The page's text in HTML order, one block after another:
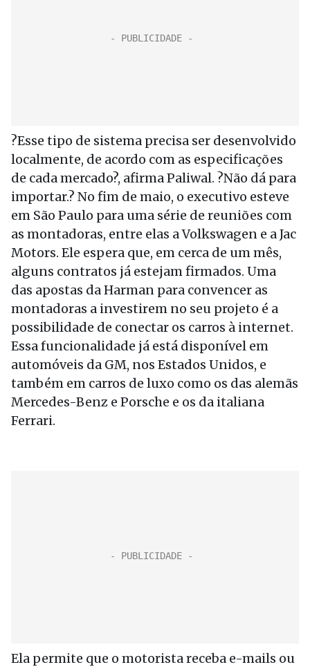
?Esse tipo de sistema precisa ser desenvolvido
localmente, de acordo com as especificações
de cada mercado?, afirma Paliwal. ?Não dá para
importar.? No fim de maio, o executivo esteve
em São Paulo para uma série de reuniões com
as montadoras, entre elas a Volkswagen e a Jac
Motors. Ele espera que, em cerca de um mês,
alguns contratos já estejam firmados. Uma
das apostas da Harman para convencer as
montadoras a investirem no seu projeto é a
possibilidade de conectar os carros à internet.
Essa funcionalidade já está disponível em
automóveis da GM, nos Estados Unidos, e
também em carros de luxo como os das alemãs
Mercedes-Benz e Porsche e os da italiana
Ferrari.
Ela permite que o motorista receba e-mails ou